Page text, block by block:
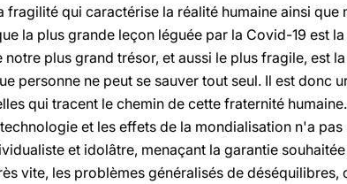
qui caractérise la réalité humaine ainsi que
la plus grande leçon léguée par la Covid-19 est
notre plus grand trésor, et aussi le plus fragile, est
personne ne peut se sauver tout seul. Il est donc
qui tracent le chemin de cette fraternité
et les effets de la mondialisation n'a
et idolâtre, menaçant la garantie
vite, les problèmes généralisés de